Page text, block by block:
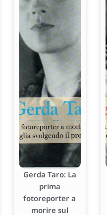
Gerda Taro: La
prima
fotoreporter a
morire sul